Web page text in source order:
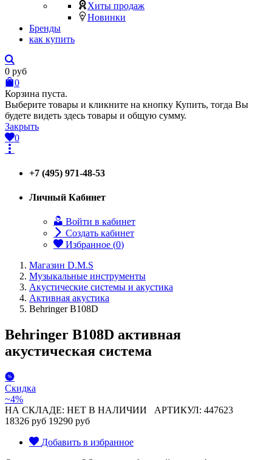
Хиты продаж
Новинки
Бренды
как купить
0 руб
0
Корзина пуста.
Выберите товары и кликните на кнопку Купить, тогда Вы
будете видеть здесь товары и общую сумму.
Закрыть
0
+7 (495) 971-48-53
Личный Кабинет
Войти в кабинет
Создать кабинет
Избранное (0)
Магазин D.M.S
Музыкальные инструменты
Акустические системы и акустика
Активная акустика
Behringer B108D
Behringer B108D активная
акустическая система
Скидка
~4%
НА СКЛАДЕ: НЕТ В НАЛИЧИИ АРТИКУЛ: 447623
18326 руб 19290 руб
Добавить в избранное